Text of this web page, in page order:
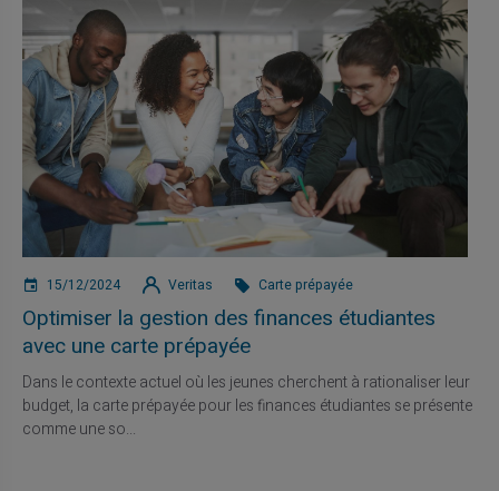
15/12/2024 Veritas Carte prépayée
Optimiser la gestion des finances étudiantes
avec une carte prépayée
Dans le contexte actuel où les jeunes cherchent à rationaliser leur
budget, la carte prépayée pour les finances étudiantes se présente
comme une so...